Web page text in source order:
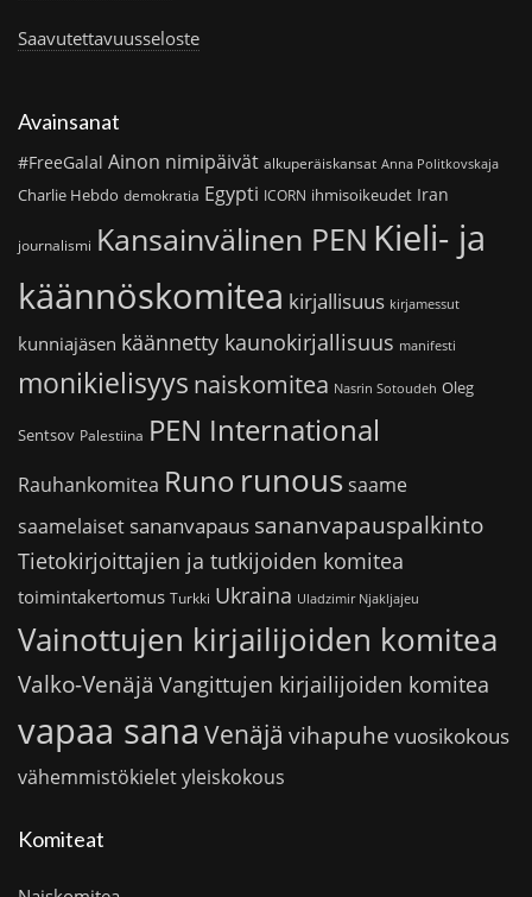
Saavutettavuusseloste
Avainsanat
#FreeGalal Ainon nimipäivät alkuperäiskansat Anna Politkovskaja
Charlie Hebdo demokratia Egypti ICORN ihmisoikeudet Iran
journalismi Kansainvälinen PEN Kieli- ja
käännöskomitea kirjallisuus kirjamessut
kunniajäsen käännetty kaunokirjallisuus manifesti
monikielisyys naiskomitea Nasrin Sotoudeh Oleg
Sentsov Palestiina PEN International
Rauhankomitea Runo runoussaame
saamelaiset sananvapaus sananvapauspalkinto
Tietokirjoittajien ja tutkijoiden komitea
toimintakertomus Turkki Ukraina Uladzimir Njakljajeu
Vainottujen kirjailijoiden komitea
Valko-Venäjä Vangittujen kirjailijoiden komitea
vapaa sana Venäjä vihapuhe vuosikokous
vähemmistökieletyleiskokous
Komiteat